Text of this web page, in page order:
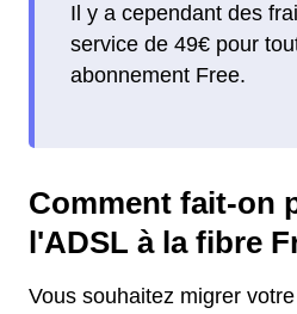
Il y a cependant des
service de 49€ pour
abonnement Free.
Comment fait-on
l'ADSL à la fibre
Vous souhaitez migrer